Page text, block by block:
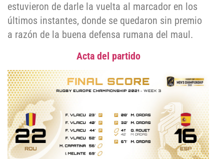
estuvieron de darle la vuelta al marcador en los
últimos instantes, donde se quedaron sin premio
a razón de la buena defensa rumana del maul.
Acta del partido